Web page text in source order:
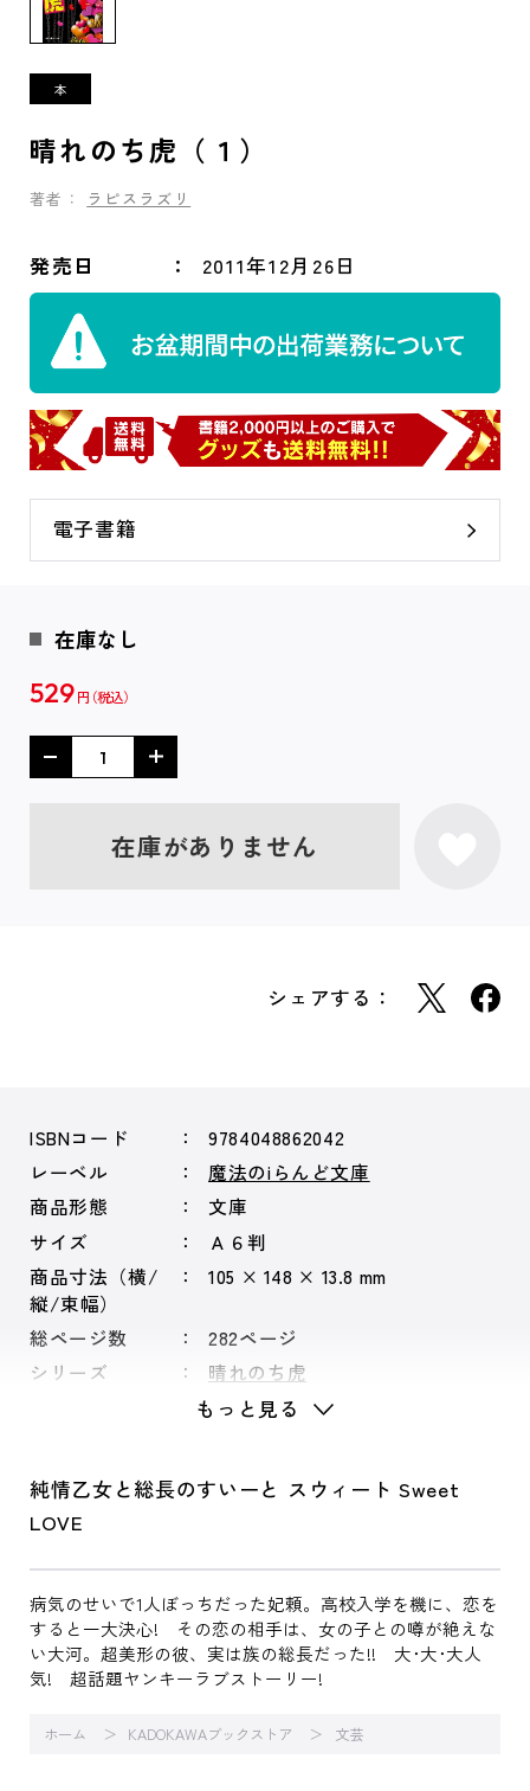
晴れのち虎（１）
著者： ラピスラズリ
発売日 2011年12月26日
電子書籍
在庫なし
529 円
在庫がありません
シェアする：
ISBNコード
9784048862042
レーベル
魔法のiらんど文庫
商品形態
文庫
サイズ
Ａ６判
商品寸法（横/
縦/束幅）
105 × 148 × 13.8 mm
総ページ数
282ページ
シリーズ
晴れのち虎
もっと見る
純情乙女と総長のすいーと スウィート Sweet
LOVE
病気のせいで1人ぼっちだった妃頼。高校入学を機に、恋を
すると一大決心! その恋の相手は、女の子との噂が絶えな
い大河。超美形の彼、実は族の総長だった!! 大･大･大人
気! 超話題ヤンキーラブストーリー!
ホーム KADOKAWAブックストア 文芸